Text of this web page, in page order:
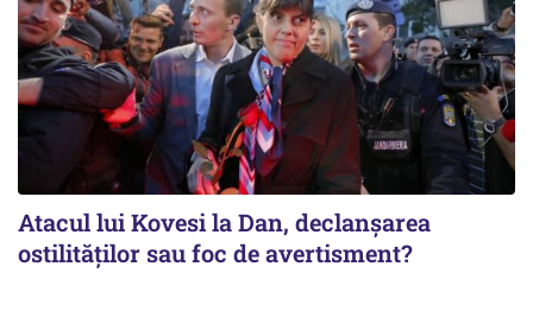
Atacul lui Kovesi la Dan, declanșarea
ostilităților sau foc de avertisment?